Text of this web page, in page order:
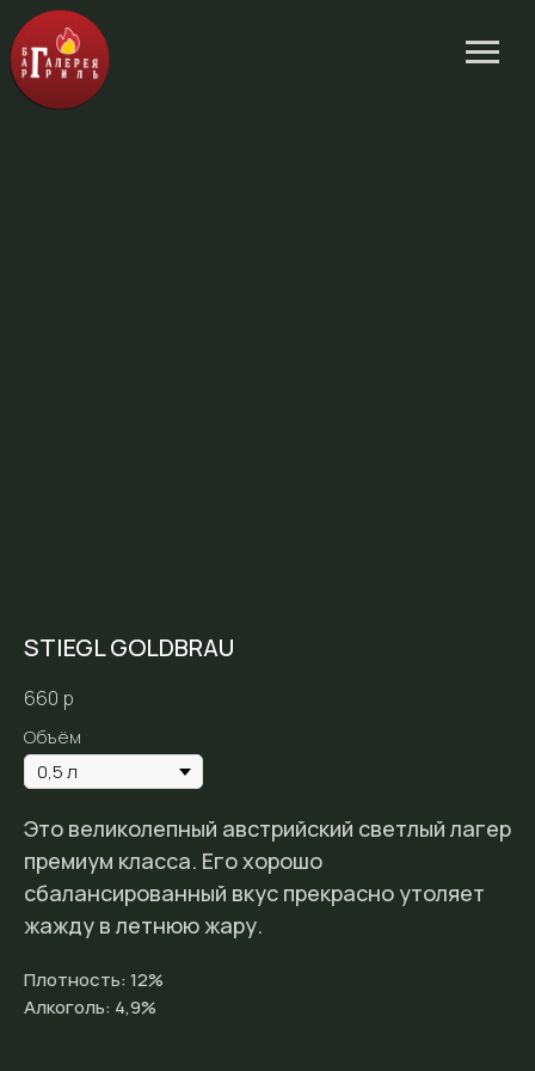
STIEGL GOLDBRAU
660 р
Объём
Это великолепный австрийский светлый лагер
премиум класса. Его хорошо
сбалансированный вкус прекрасно утоляет
жажду в летнюю жару.
Плотность: 12%
Алкоголь: 4,9%